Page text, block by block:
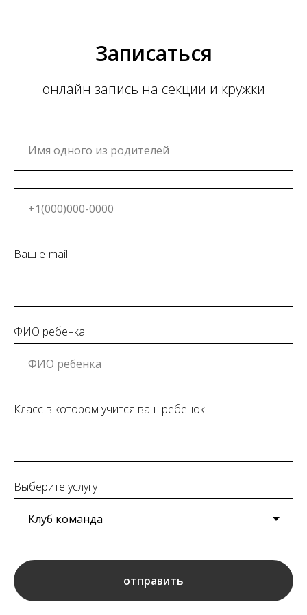
Записаться
онлайн запись на секции и кружки
Ваш e-mail
ФИО ребенка
Класс в котором учится ваш ребенок
Выберите услугу
отправить